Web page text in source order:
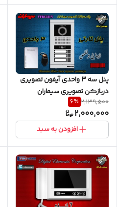
پنل سه 3 واحدی آیفون تصویری
دربازکن تصویری سیماران
FARDAD
2,139,500
6%
2,000,000
افزودن به سبد